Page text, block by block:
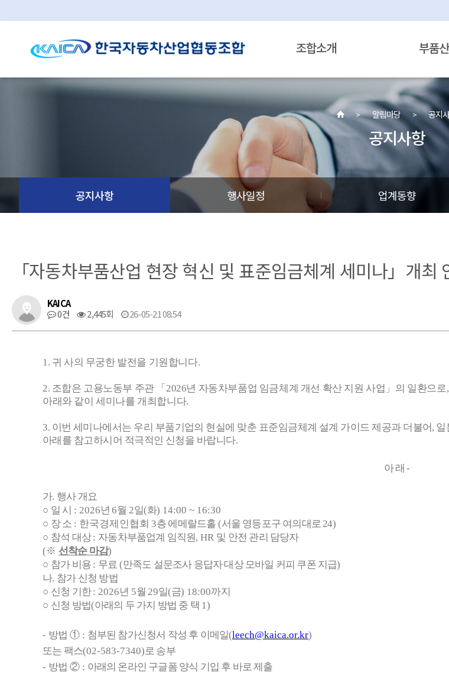
조합소개 부품
알림마당 공지
공지사항
공지사항 행사일정 업계동향
「자동차부품산업 현장 혁신 및 표준임금체계 세미나」개최
KAICA
0건
2,445회 26-05-21 08:54
1. 귀 사의 무궁한 발전을 기원합니다.
2. 조합은 고용노동부 주관 「 2026년 자동차부품업 임금체계 개선 확산 지원 사업 」 의 일환으로,
아래와 같이 세미나를 개최합니다.
3. 이번 세미나에서는 우리 부품기업의 현실에 맞춘 표준임금체계 설계 가이드 제공과 더불어, 일
아래를 참고하시어 적극적인 신청을 바랍니다.
아 래-
가. 행사 개요
○ 일 시 : 2026년6월 2일(화) 14:00 ~ 16:30
○ 장 소 : 한국경제인협회 3층 에메랄드홀 (서울 영등포구 여의대로 24)
○ 참석 대상: 자동차부품업계 임직원, HR 및 안전 관리 담당자
(※ 선착순 마감)
○ 참가 비용 : 무료 (만족도 설문조사 응답자 대상 모바일 커피 쿠폰 지급)
나. 참가 신청 방법
○ 신청 기한: 2026년 5월29일(금) 18:00까지
○ 신청 방법(아래의 두 가지 방법 중 택 1)
- 방법 ① : 첨부된 참가신청서 작성 후 이메일(leech@kaica.or.kr)
또는 팩스(02-583-7340)로 송부
- 방법 ② : 아래의 온라인 구글폼 양식 기입 후 바로 제출